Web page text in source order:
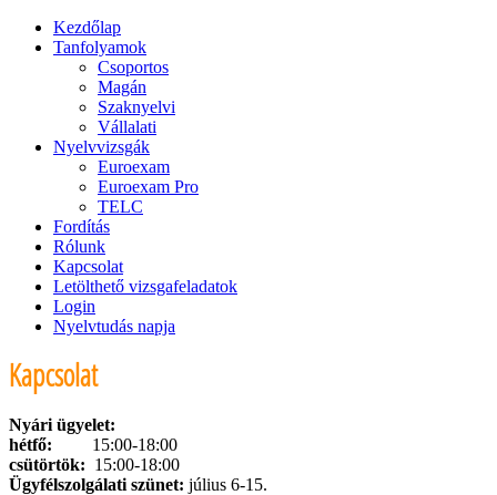
Kezdőlap
Tanfolyamok
Csoportos
Magán
Szaknyelvi
Vállalati
Nyelvvizsgák
Euroexam
Euroexam Pro
TELC
Fordítás
Rólunk
Kapcsolat
Letölthető vizsgafeladatok
Login
Nyelvtudás napja
Kapcsolat
Nyári ügyelet:
hétfő:
15:00-18:00
csütörtök: 15:00-18:00
Ügyfélszolgálati szünet: július 6-15.